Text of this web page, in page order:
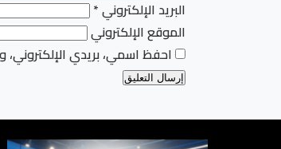
البريد الإلكتروني*
الموقع الإلكتروني
احفظ اسمي، بريدي